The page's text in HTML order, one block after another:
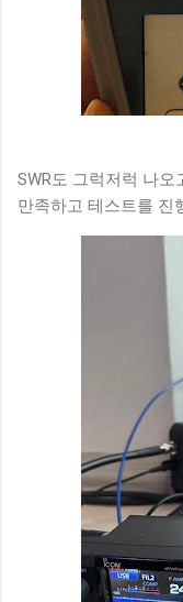
SWR도 그럭저럭 나
만족하고 테스트를 진